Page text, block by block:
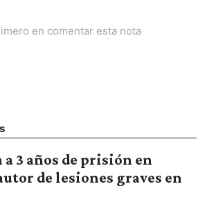
en comentar esta nota
a 3 años de prisión en
de lesiones graves en